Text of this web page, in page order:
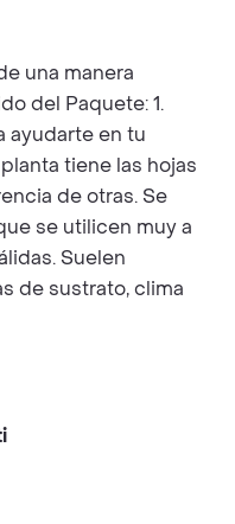
una manera
del Paquete: 1.
ayudarte en tu
tiene las hojas
de otras. Se
se utilicen muy a
Suelen
de sustrato, clima